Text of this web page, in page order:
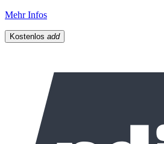
Mehr Infos
Kostenlos add